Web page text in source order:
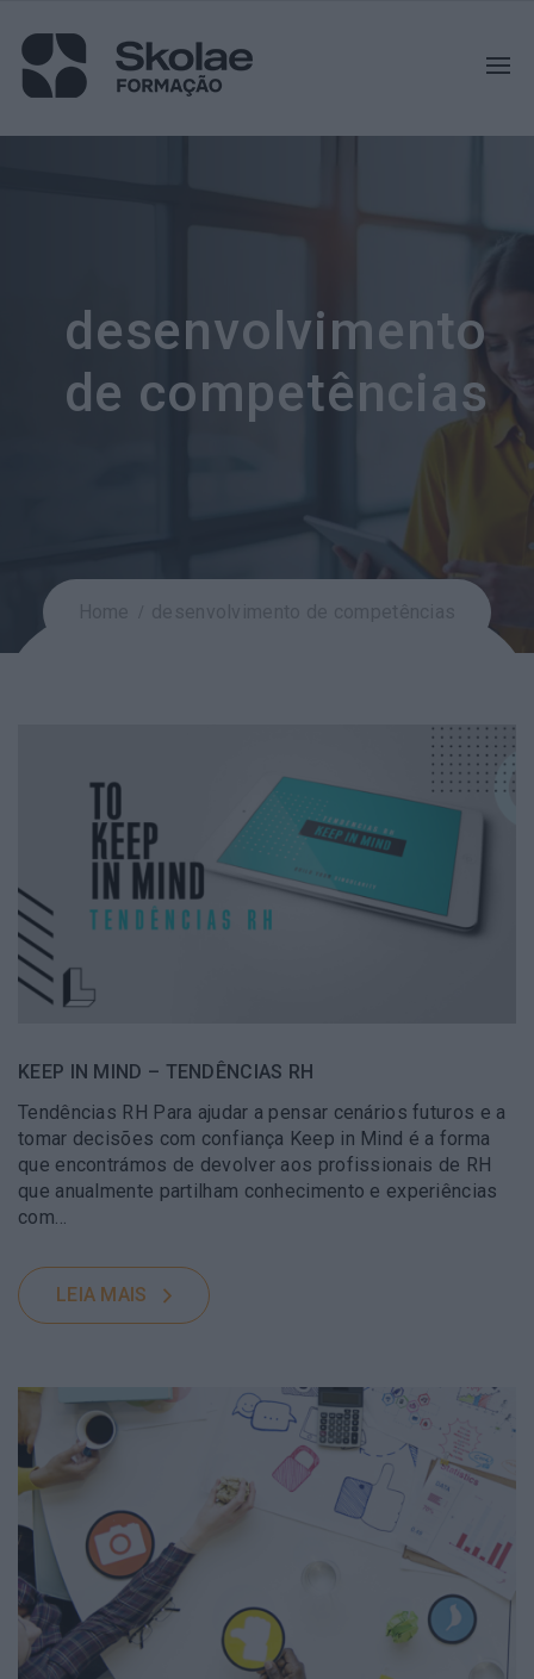
desenvolvimento
de competências
KEEP IN MIND – TENDÊNCIAS RH
Tendências RH Para ajudar a pensar cenários futuros e a
tomar decisões com confiança Keep in Mind é a forma
que encontrámos de devolver aos profissionais de RH
que anualmente partilham conhecimento e experiências
com…
LEIA MAIS